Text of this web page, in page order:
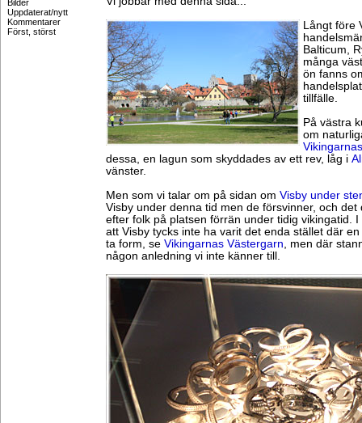
Bilder
Uppdaterat/nytt
Kommentarer
Först, störst
Långt före
Balticum,
många
ön fanns
tillfälle.
På västra
om
dessa, en lagun som skyddades av ett rev, låg i
vänster.
Men som vi talar om på sidan om Visby under
Visby under denna tid men de försvinner, och
efter folk på platsen förrän under tidig vikingatid.
att Visby tycks inte ha varit det enda stället där
ta form, se Vikingarnas Västergarn, men där
någon anledning vi inte känner till.